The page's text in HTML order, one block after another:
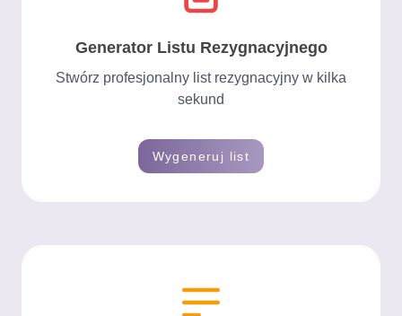
Generator Listu Rezygnacyjnego
Stwórz profesjonalny list rezygnacyjny w kilka
sekund
Wygeneruj list